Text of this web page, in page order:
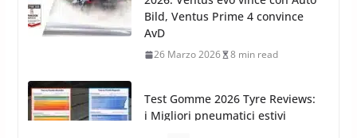
Test Gomme 2026 Tyre Reviews:
i Migliori pneumatici estivi
sportivi a confronto
Pirelli Cinturato 2026: due